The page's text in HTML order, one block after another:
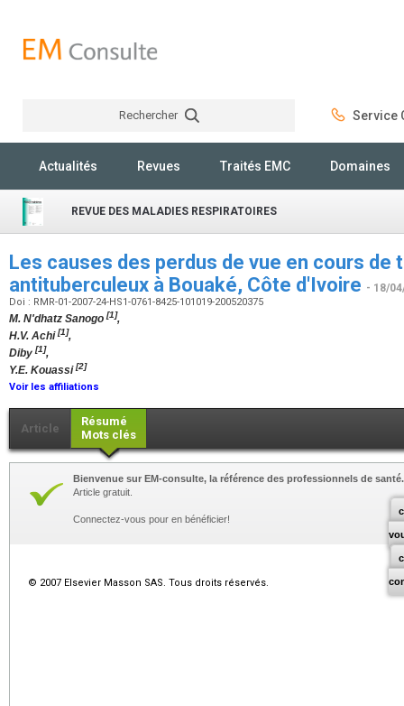
Rechercher Service
Actualités Revues Traités EMC Domaines
REVUE DES MALADIES RESPIRATOIRES
Les causes des perdus de vue en cours
antituberculeux à Bouaké, Côte d'Ivoire - 18/
Doi : RMR-01-2007-24-HS1-0761-8425-101019-200520375
M. N'dhatz Sanogo [1],
H.V. Achi[1],
Diby [1],
Y.E. Kouassi[2]
Voir les affiliations
Article
Résumé
Mots clés
Bienvenue sur EM-consulte, la référence des professionnels de santé.
Article gratuit.
Connectez-vous pour en bénéficier!
© 2007 Elsevier Masson SAS. Tous droits réservés.